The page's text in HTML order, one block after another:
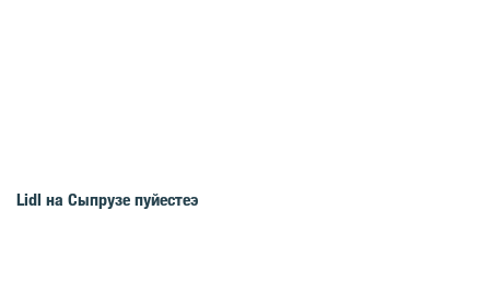
Lidl на Сыпрузе пуйестеэ